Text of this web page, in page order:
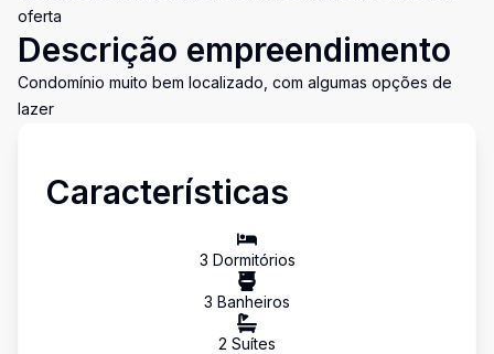
oferta
Descrição empreendimento
Condomínio muito bem localizado, com algumas opções de
lazer
Características
3 Dormitórios
3 Banheiros
2 Suítes